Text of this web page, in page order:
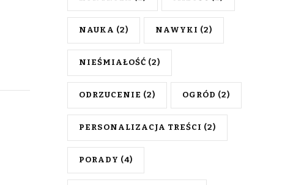
NAUKA (2) NAWYKI (2)
NIEŚMIAŁOŚĆ (2)
ODRZUCENIE (2) OGRÓD (2)
PERSONALIZACJA TREŚCI (2)
PORADY (4)